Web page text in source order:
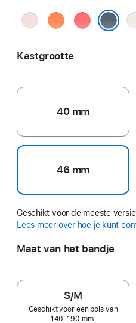
ZachtrozeMandarijnGuaveroze
Kastgrootte
40 mm
46 mm
Geschikt voor de meeste
Lees meer over hoe je kunt
Maat van het bandje
S/M
Geschikt voor een pols van
140-190 mm.